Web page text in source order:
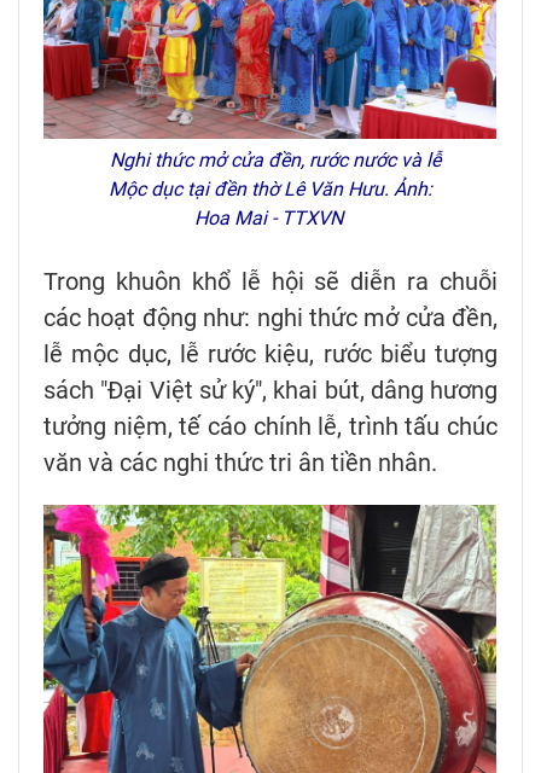
Nghi thức mở cửa đền, rước nước và lễ
Mộc dục tại đền thờ Lê Văn Hưu. Ảnh:
Hoa Mai - TTXVN
Trong khuôn khổ lễ hội sẽ diễn ra chuỗi
các hoạt động như: nghi thức mở cửa đền,
lễ mộc dục, lễ rước kiệu, rước biểu tượng
sách "Đại Việt sử ký", khai bút, dâng hương
tưởng niệm, tế cáo chính lễ, trình tấu chúc
văn và các nghi thức tri ân tiền nhân.